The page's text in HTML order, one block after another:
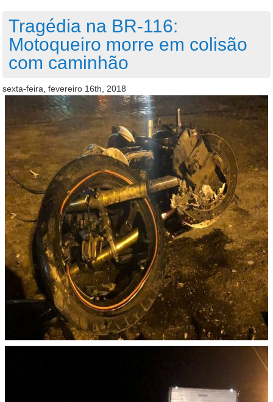
Tragédia na BR-116:
Motoqueiro morre em colisão
com caminhão
sexta-feira, fevereiro 16th, 2018